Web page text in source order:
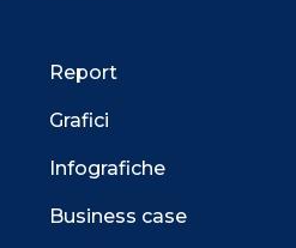
Report
Grafici
Infografiche
Business case